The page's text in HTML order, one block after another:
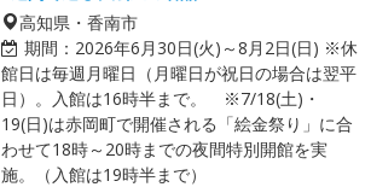
高知県・香南市
期間： 2026年6月30日(火)～8月2日(日) ※休
館日は毎週月曜日（月曜日が祝日の場合は翌平
日）。入館は16時半まで。 ※7/18(土)・
19(日)は赤岡町で開催される「絵金祭り」に合
わせて18時～20時までの夜間特別開館を実
施。（入館は19時半まで）